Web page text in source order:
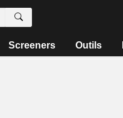
Screeners Outils